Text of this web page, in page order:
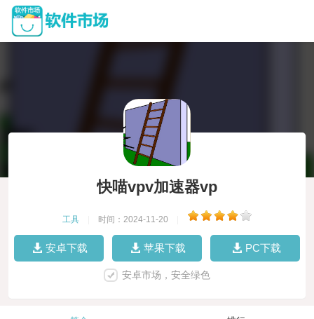
快喵vpv加速器vp
工具 时间：2024-11-20
安卓下载 苹果下载 PC下载
安卓市场，安全绿色